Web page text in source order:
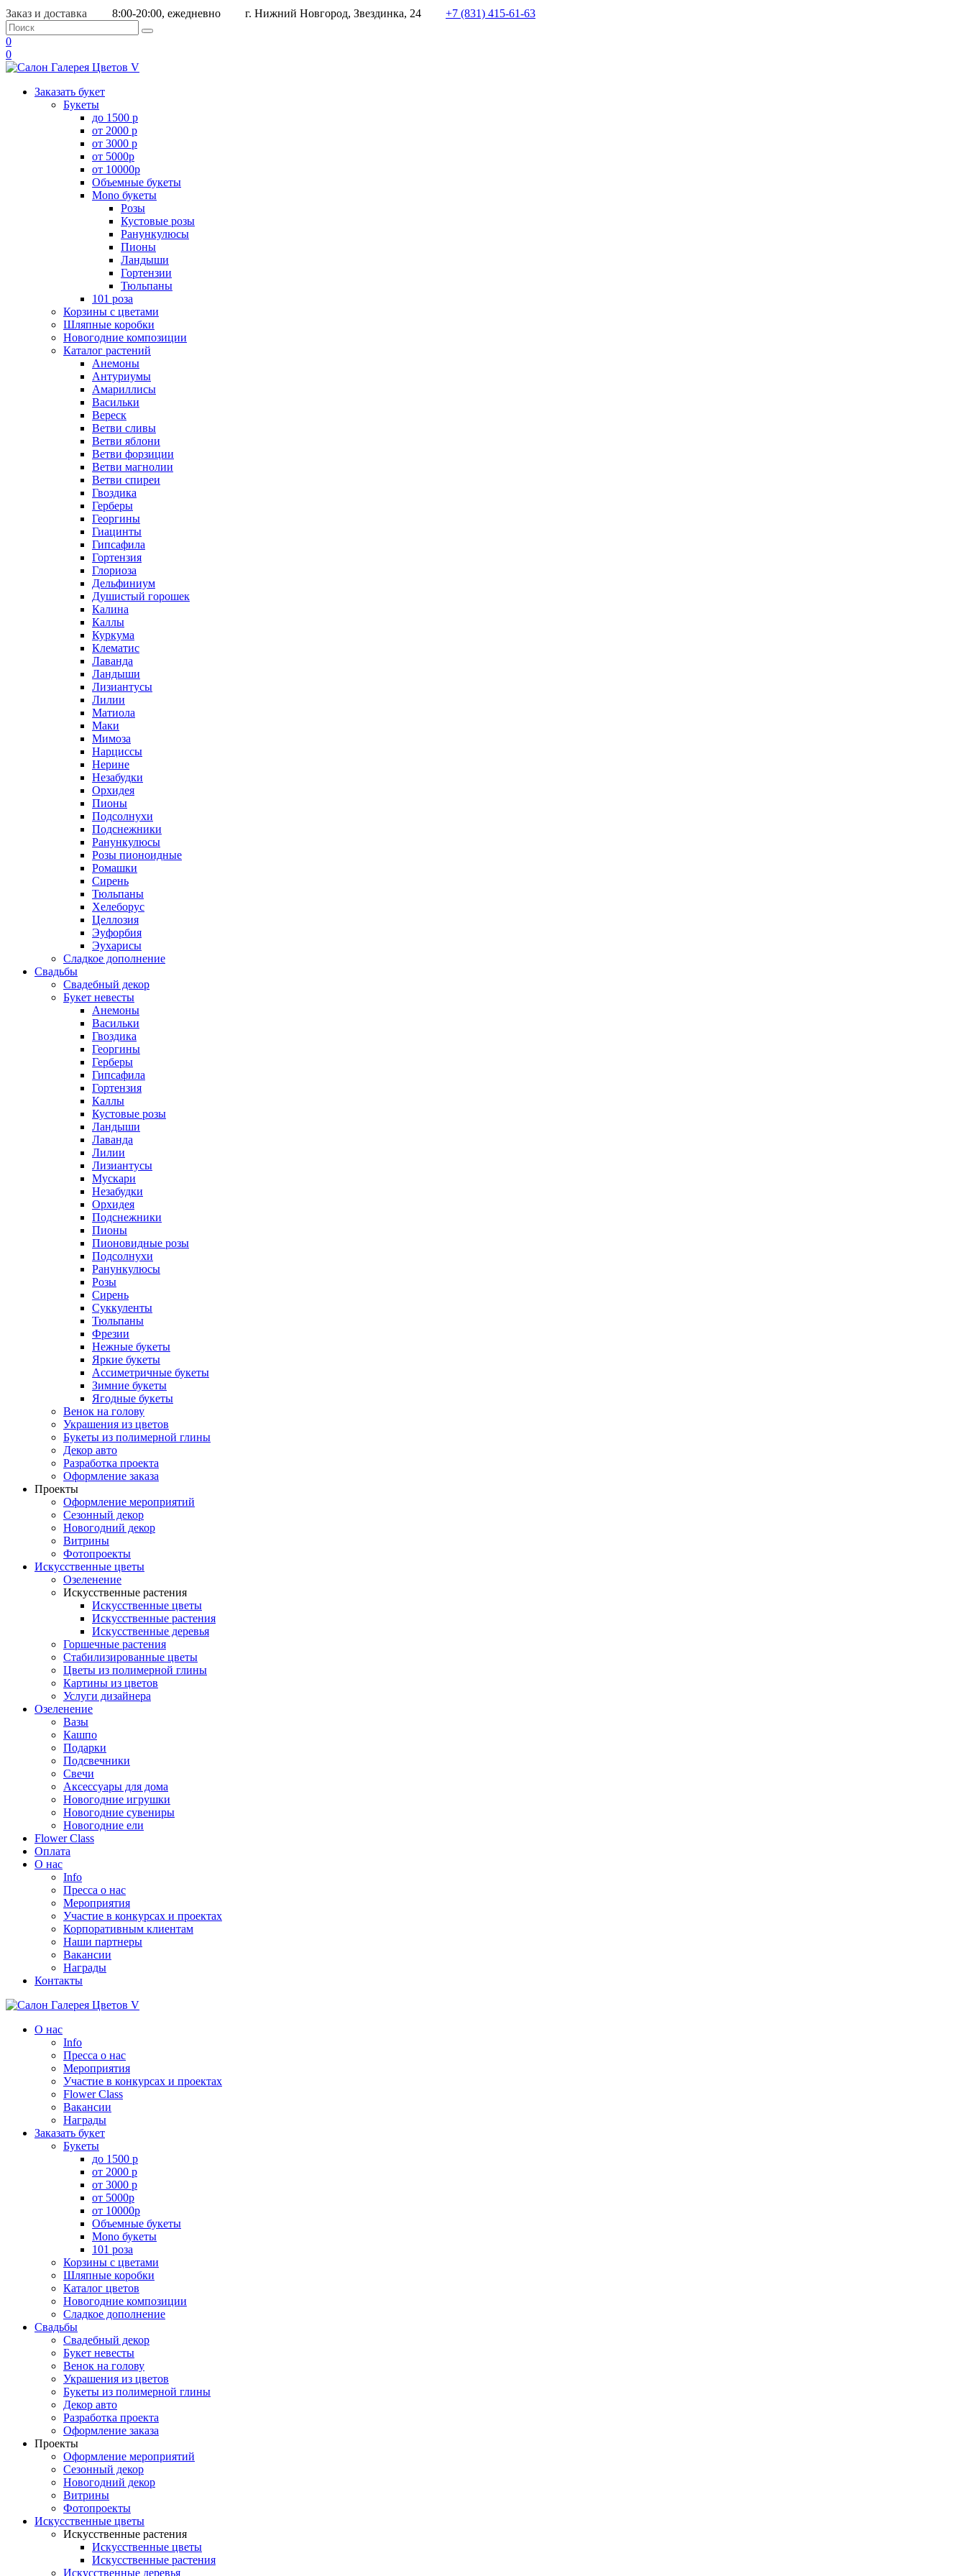
Заказ и доставка 8:00-20:00, ежедневно г. Нижний Новгород, Звездинка, 24 +7 (831) 415-61-63
0
0
Заказать букет
Букеты
до 1500 р
от 2000 р
от 3000 р
от 5000р
от 10000р
Объемные букеты
Mono букеты
Розы
Кустовые розы
Ранункулюсы
Пионы
Ландыши
Гортензии
Тюльпаны
101 роза
Корзины с цветами
Шляпные коробки
Новогодние композиции
Каталог растений
Анемоны
Антуриумы
Амариллисы
Васильки
Вереск
Ветви сливы
Ветви яблони
Ветви форзиции
Ветви магнолии
Ветви спиреи
Гвоздика
Герберы
Георгины
Гиацинты
Гипсафила
Гортензия
Глориоза
Дельфиниум
Душистый горошек
Калина
Каллы
Куркума
Клематис
Лаванда
Ландыши
Лизиантусы
Лилии
Матиола
Маки
Мимоза
Нарциссы
Нерине
Незабудки
Орхидея
Пионы
Подсолнухи
Подснежники
Ранункулюсы
Розы пионоидные
Ромашки
Сирень
Тюльпаны
Хелеборус
Целлозия
Эуфорбия
Эухарисы
Сладкое дополнение
Свадьбы
Свадебный декор
Букет невесты
Анемоны
Васильки
Гвоздика
Георгины
Герберы
Гипсафила
Гортензия
Каллы
Кустовые розы
Ландыши
Лаванда
Лилии
Лизиантусы
Мускари
Незабудки
Орхидея
Подснежники
Пионы
Пионовидные розы
Подсолнухи
Ранункулюсы
Розы
Сирень
Суккуленты
Тюльпаны
Фрезии
Нежные букеты
Яркие букеты
Ассиметричные букеты
Зимние букеты
Ягодные букеты
Венок на голову
Украшения из цветов
Букеты из полимерной глины
Декор авто
Разработка проекта
Оформление заказа
Проекты
Оформление мероприятий
Сезонный декор
Новогодний декор
Витрины
Фотопроекты
Искусственные цветы
Озеленение
Искусственные растения
Искусственные цветы
Искусственные растения
Искусственные деревья
Горшечные растения
Стабилизированные цветы
Цветы из полимерной глины
Картины из цветов
Услуги дизайнера
Озеленение
Вазы
Кашпо
Подарки
Подсвечники
Свечи
Аксессуары для дома
Новогодние игрушки
Новогодние сувениры
Новогодние ели
Flower Class
Оплата
О нас
Info
Пресса о нас
Мероприятия
Участие в конкурсах и проектах
Корпоративным клиентам
Наши партнеры
Вакансии
Награды
Контакты
О нас
Info
Пресса о нас
Мероприятия
Участие в конкурсах и проектах
Flower Class
Вакансии
Награды
Заказать букет
Букеты
до 1500 р
от 2000 р
от 3000 р
от 5000р
от 10000р
Объемные букеты
Mono букеты
101 роза
Корзины с цветами
Шляпные коробки
Каталог цветов
Новогодние композиции
Сладкое дополнение
Свадьбы
Свадебный декор
Букет невесты
Венок на голову
Украшения из цветов
Букеты из полимерной глины
Декор авто
Разработка проекта
Оформление заказа
Проекты
Оформление мероприятий
Сезонный декор
Новогодний декор
Витрины
Фотопроекты
Искусственные цветы
Искусственные растения
Искусственные цветы
Искусственные растения
Искусственные деревья